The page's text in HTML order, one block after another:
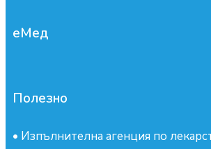
еМед
Полезно
• Изпълнителна агенция по